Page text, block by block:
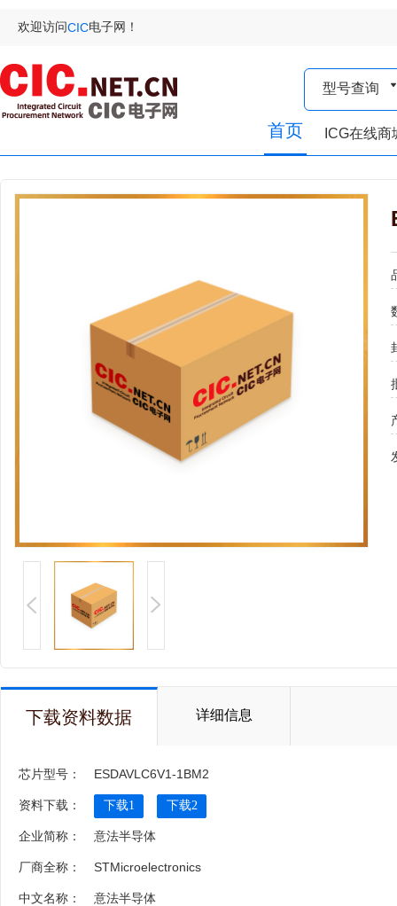
欢迎访问CIC电子网！
型号查询
首页 ICG在线商
下载资料数据 详细信息
芯片型号： ESDAVLC6V1-1BM2
资料下载： 下载1 下载2
企业简称： 意法半导体
厂商全称： STMicroelectronics
中文名称： 意法半导体